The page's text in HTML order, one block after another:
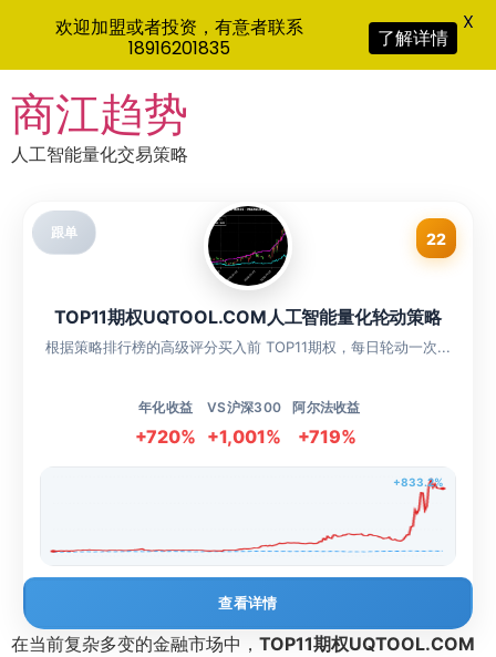
to
content
商江趋势
人工智能量化交易策略
跟单 22
TOP11期权UQTOOL.COM人工智能量化轮动策略
根据策略排行榜的高级评分买入前 TOP11期权，每日轮动一次...
年化收益
+720%
VS沪深300
+1,001%
阿尔法收益
+719%
+833.2%
查看详情
在当前复杂多变的金融市场中， TOP11期权UQTOOL.COM
欢迎加盟或者投资，有意者联系
18916201835
了解详情
X